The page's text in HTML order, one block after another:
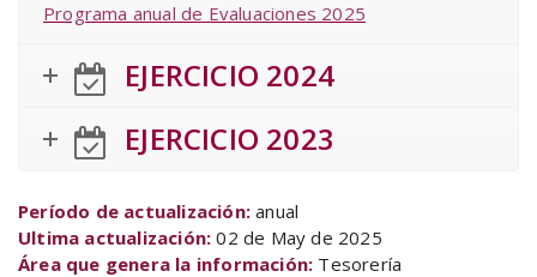
Programa anual de Evaluaciones 2025
EJERCICIO 2024
EJERCICIO 2023
Período de actualización: anual
Ultima actualización: 02 de May de 2025
Área que genera la información: Tesorería